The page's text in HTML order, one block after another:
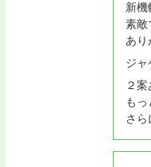
新機
素敵
あり
ジャ
２案
も
さら